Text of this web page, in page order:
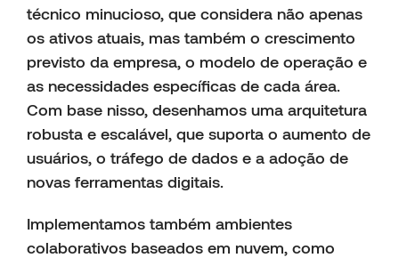
técnico minucioso, que considera não apenas
os ativos atuais, mas também o crescimento
previsto da empresa, o modelo de operação e
as necessidades específicas de cada área.
Com base nisso, desenhamos uma arquitetura
robusta e escalável, que suporta o aumento de
usuários, o tráfego de dados e a adoção de
novas ferramentas digitais.
Implementamos também ambientes
colaborativos baseados em nuvem, como